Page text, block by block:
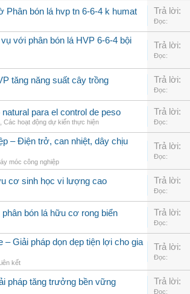
Phân bón lá hvp tn 6-6-4 k humat Trả lời:
Đọc:
với phân bón lá HVP 6-6-4 bội
Trả lời:
Đọc:
tăng năng suất cây trồng Trả lời:
Đọc:
para el control de peso
Các hoạt động dự kiến thực hiện
Trả lời:
Đọc:
– Điện trở, can nhiệt, dây chịu
móc công nghiệp
Trả lời:
Đọc:
cơ sinh học vi lượng cao Trả lời:
Đọc:
bón lá hữu cơ rong biển Trả lời:
Đọc:
– Giải pháp dọn dẹp tiện lợi cho gia
kết
Trả lời:
Đọc:
pháp tăng trưởng bền vững Trả lời:
Đọc: